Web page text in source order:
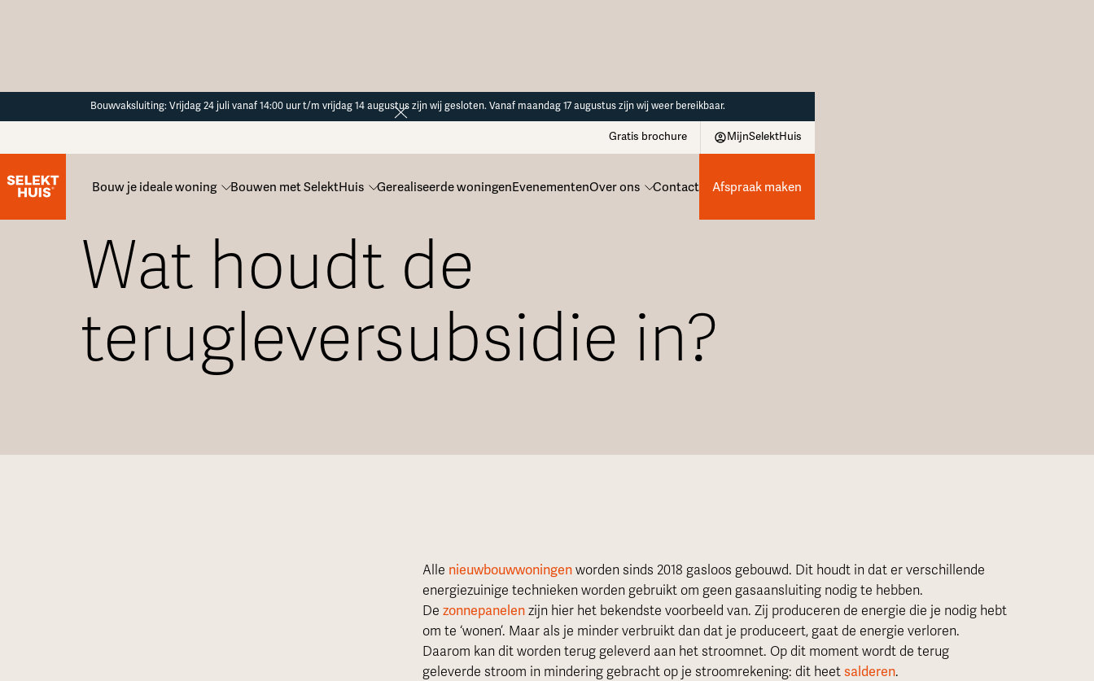
Bouwvaksluiting: Vrijdag 24 juli vanaf 14:00 uur t/m vrijdag 14 augustus zijn wij gesloten. Vanaf maandag 17 augustus zijn wij weer bereikbaar.
Bouw je ideale woning Bouwen met SelektHuis Gerealiseerde woningenEvenementenOver ons Contact
Gratis brochure MijnSelektHuis
Afspraak maken
Wat houdt de
terugleversubsidie in?
Alle nieuwbouwwoningen worden sinds 2018 gasloos gebouwd. Dit houdt in dat er verschillende
energiezuinige technieken worden gebruikt om geen gasaansluiting nodig te hebben.
De zonnepanelenzijn hier het bekendste voorbeeld van. Zij produceren de energie die je nodig hebt
om te ‘wonen’. Maar als je minder verbruikt dan dat je produceert, gaat de energie verloren.
Daarom kan dit worden terug geleverd aan het stroomnet. Op dit moment wordt de terug
geleverde stroom in mindering gebracht op je stroomrekening: dit heet salderen.